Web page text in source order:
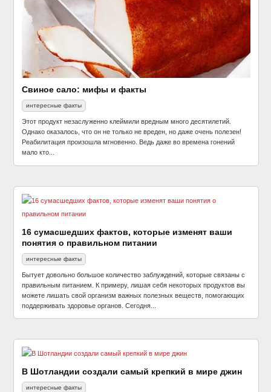
Свиное сало: мифы и факты
интересные факты
Этот продукт незаслуженно клеймили вредным много десятилетий.
Однако оказалось, что он не только не вреден, но даже очень полезен!
Реабилитация произошла мгновенно. Ведь даже во времена гонений
мало кто...
16 сумасшедших фактов, которые изменят ваши
понятия о правильном питании
интересные факты
Бытует довольно большое количество заблуждений, которые связаны с
правильным питанием. К примеру, лишая себя некоторых продуктов вы
можете лишать свой организм важных полезных веществ, помогающих
поддерживать здоровье органов. Сегодня...
В Шотландии создали самый крепкий в мире джин
интересные факты